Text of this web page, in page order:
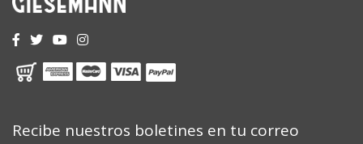
Recibe nuestros boletines en tu correo